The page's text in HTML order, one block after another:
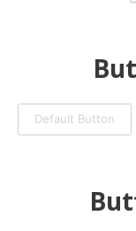
Default Button